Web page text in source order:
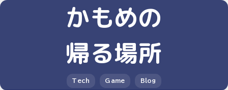
かもめの
帰る場所
Tech Game Blog